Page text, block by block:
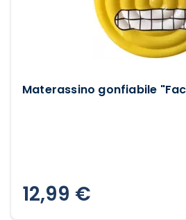
Materassino gonfiabile
12,99 €